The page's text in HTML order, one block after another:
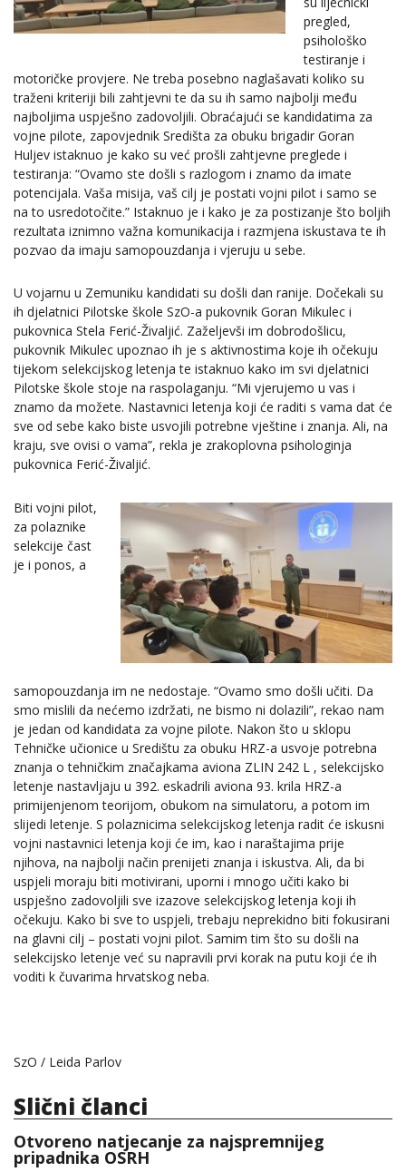
pregled,
psihološko
testiranje i
motoričke provjere. Ne treba posebno naglašavati koliko su
traženi kriteriji bili zahtjevni te da su ih samo najbolji među
najboljima uspješno zadovoljili. Obraćajući se kandidatima za
vojne pilote, zapovjednik Središta za obuku brigadir Goran
Huljev istaknuo je kako su već prošli zahtjevne preglede i
testiranja: “Ovamo ste došli s razlogom i znamo da imate
potencijala. Vaša misija, vaš cilj je postati vojni pilot i samo se
na to usredotočite.” Istaknuo je i kako je za postizanje što boljih
rezultata iznimno važna komunikacija i razmjena iskustava te ih
pozvao da imaju samopouzdanja i vjeruju u sebe.
U vojarnu u Zemuniku kandidati su došli dan ranije. Dočekali su
ih djelatnici Pilotske škole SzO-a pukovnik Goran Mikulec i
pukovnica Stela Ferić-Živaljić. Zaželjevši im dobrodošlicu,
pukovnik Mikulec upoznao ih je s aktivnostima koje ih očekuju
tijekom selekcijskog letenja te istaknuo kako im svi djelatnici
Pilotske škole stoje na raspolaganju. “Mi vjerujemo u vas i
znamo da možete. Nastavnici letenja koji će raditi s vama dat će
sve od sebe kako biste usvojili potrebne vještine i znanja. Ali, na
kraju, sve ovisi o vama”, rekla je zrakoplovna psihologinja
pukovnica Ferić-Živaljić.
Biti vojni pilot,
za polaznike
selekcije čast
je i ponos, a
samopouzdanja im ne nedostaje. “Ovamo smo došli učiti. Da
smo mislili da nećemo izdržati, ne bismo ni dolazili”, rekao nam
je jedan od kandidata za vojne pilote. Nakon što u sklopu
Tehničke učionice u Središtu za obuku HRZ-a usvoje potrebna
znanja o tehničkim značajkama aviona ZLIN 242 L , selekcijsko
letenje nastavljaju u 392. eskadrili aviona 93. krila HRZ-a
primijenjenom teorijom, obukom na simulatoru, a potom im
slijedi letenje. S polaznicima selekcijskog letenja radit će iskusni
vojni nastavnici letenja koji će im, kao i naraštajima prije
njihova, na najbolji način prenijeti znanja i iskustva. Ali, da bi
uspjeli moraju biti motivirani, uporni i mnogo učiti kako bi
uspješno zadovoljili sve izazove selekcijskog letenja koji ih
očekuju. Kako bi sve to uspjeli, trebaju neprekidno biti fokusirani
na glavni cilj – postati vojni pilot. Samim tim što su došli na
selekcijsko letenje već su napravili prvi korak na putu koji će ih
voditi k čuvarima hrvatskog neba.
SzO / Leida Parlov
Slični članci
Otvoreno natjecanje za najspremnijeg
pripadnika OSRH